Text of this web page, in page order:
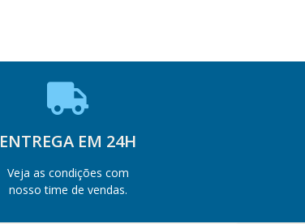
ENTREGA EM 24H
Veja as condições com
nosso time de vendas.